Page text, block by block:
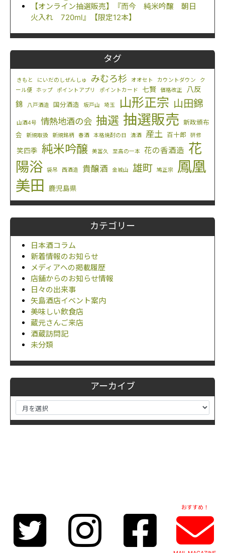
【オンライン抽選販売】『而今 純米吟醸 朝日
火入れ 720ml』【限定12本】
タグ
きもと にいだのしぜんしゅ みむろ杉 オオセト カウントダウン
ク
ール便
ホップ ポイントアプリ ポイントカード 七賢 価格改正
八反
錦
八戸酒造 国分酒造 坂戸山 埼玉 山形正宗 山田錦
山酒4号 情熱地酒の会 抽選 抽選販売 新政頒布
会
新規取扱 新規銘柄 春酒 本格焼酎の日 清酒 産土 百十郎 研修
笑四季 純米吟醸 美冨久 至高の一本 花の香酒造 花
陽浴
袋吊 西酒造 貴醸酒 金城山 雄町 鳩正宗
鳳凰
美田
鹿児島県
カテゴリー
日本酒コラム
新着情報のお知らせ
メディアへの掲載履歴
店舗からのお知らせ情報
日々の出来事
矢島酒店イベント案内
美味しい飲食店
蔵元さんご来店
酒蔵訪問記
未分類
アーカイブ
おすすめ！